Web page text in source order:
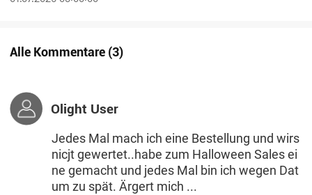
Alle Kommentare(3)
Olight User
Jedes Mal mach ich eine Bestellung und wirs
nicjt gewertet..habe zum Halloween Sales ei
ne gemacht und jedes Mal bin ich wegen Dat
um zu spät. Ärgert mich ...